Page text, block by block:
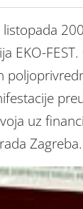
listopada
EKO-
uz
Zagreba.